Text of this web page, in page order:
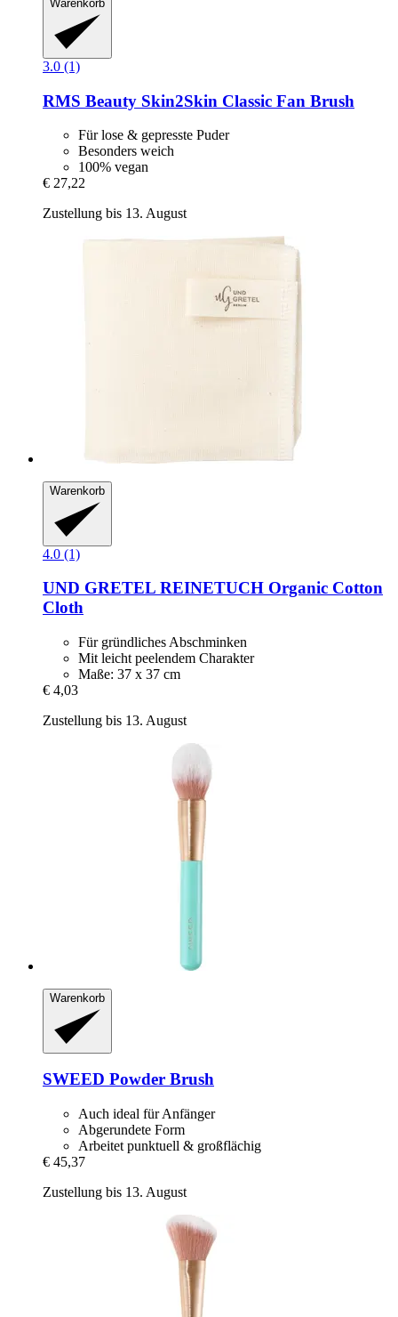
Warenkorb
3.0 (1)
RMS Beauty Skin2Skin Classic Fan Brush
Für lose & gepresste Puder
Besonders weich
100% vegan
€ 27,22
Zustellung bis 13. August
Warenkorb
4.0 (1)
UND GRETEL REINETUCH Organic Cotton
Cloth
Für gründliches Abschminken
Mit leicht peelendem Charakter
Maße: 37 x 37 cm
€ 4,03
Zustellung bis 13. August
Warenkorb
SWEED Powder Brush
Auch ideal für Anfänger
Abgerundete Form
Arbeitet punktuell & großflächig
€ 45,37
Zustellung bis 13. August